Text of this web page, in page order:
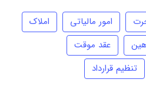
امور مالیاتی
املاک
عقد موقت
تنظیم قرارداد